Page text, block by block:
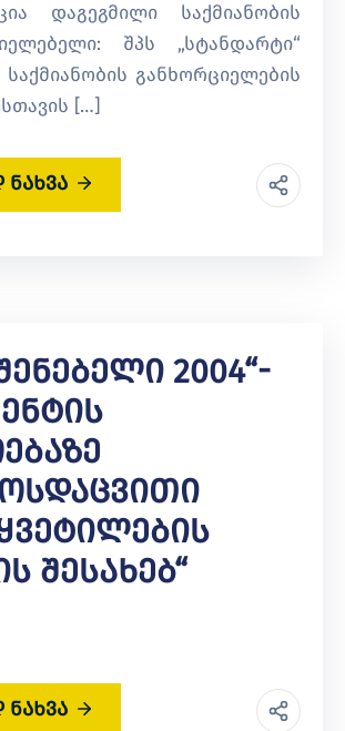
დაგეგმილი საქმიანობის
შპს „სტანდარტი“
განხორციელების
[…]
2004“-
Შესახებ“